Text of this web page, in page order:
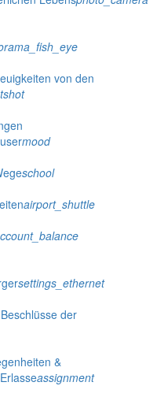
von den
mood
school
airport_shuttle
settings_ethernet
der
&
assignment